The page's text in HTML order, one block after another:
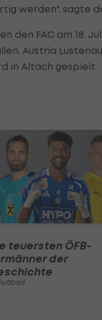
werden", sagte
den FAC am 18.
Austria
in Altach gespielt.
teuersten ÖFB-
der